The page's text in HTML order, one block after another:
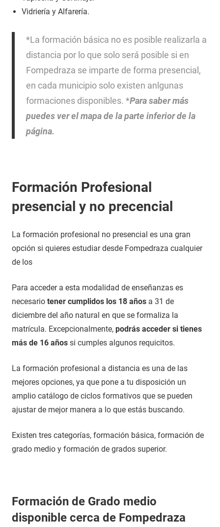
Vidriería y Alfarería.
*La formación básica no es posible realizarla a
distancia por lo que solo será posible si en
Fompedraza se imparte de forma presencial,
en cada municipio solo existen anlgunas
formaciones disponibles. *Para saber más
puedes ver el mapa de la parte inferior de la
página.
Formación Profesional
presencial y no precencial
La formación profesional no presencial es una gran
opción si quieres estudiar desde Fompedraza cualquier
de los
Para acceder a esta modalidad de enseñanzas es
necesario tener cumplidos los 18 años a 31 de
diciembre del año natural en que se formaliza la
matrícula. Excepcionalmente, podrás acceder si tienes
más de 16 años si cumples algunos requicitos.
La formación profesional a distancia es una de las
mejores opciones, ya que pone a tu disposición un
amplio catálogo de ciclos formativos que se pueden
ajustar de mejor manera a lo que estás buscando.
Existen tres categorías, formación básica, formación de
grado medio y formación de grados superior.
Formación de Grado medio
disponible cerca de Fompedraza